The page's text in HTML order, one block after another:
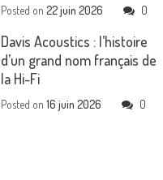
Posted on22 juin 2026 0
Davis Acoustics : l’histoire
d’un grand nom français de
la Hi-Fi
Posted on16 juin 2026 0